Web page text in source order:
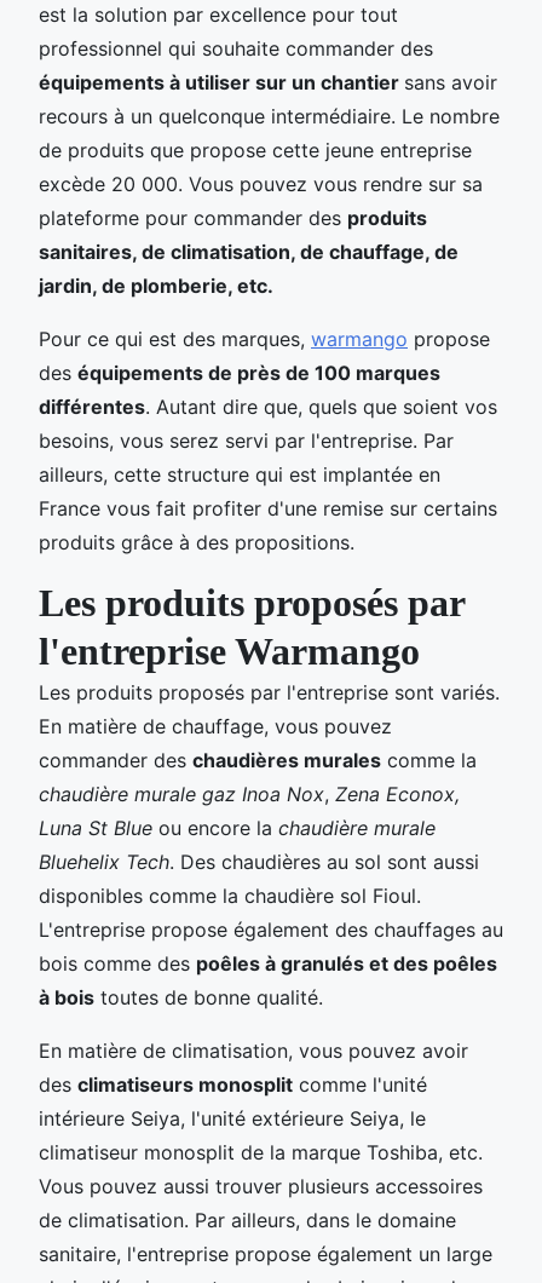
est la solution par excellence pour tout
professionnel qui souhaite commander des
équipements à utiliser sur un chantier sans avoir
recours à un quelconque intermédiaire. Le nombre
de produits que propose cette jeune entreprise
excède 20 000. Vous pouvez vous rendre sur sa
plateforme pour commander des produits
sanitaires, de climatisation, de chauffage, de
jardin, de plomberie, etc.
Pour ce qui est des marques, warmango propose
des équipements de près de 100 marques
différentes. Autant dire que, quels que soient vos
besoins, vous serez servi par l'entreprise. Par
ailleurs, cette structure qui est implantée en
France vous fait profiter d'une remise sur certains
produits grâce à des propositions.
Les produits proposés par
l'entreprise Warmango
Les produits proposés par l'entreprise sont variés.
En matière de chauffage, vous pouvez
commander des chaudières murales comme la
chaudière murale gaz Inoa Nox, Zena Econox,
Luna St Blue ou encore la chaudière murale
Bluehelix Tech. Des chaudières au sol sont aussi
disponibles comme la chaudière sol Fioul.
L'entreprise propose également des chauffages au
bois comme des poêles à granulés et des poêles
à bois toutes de bonne qualité.
En matière de climatisation, vous pouvez avoir
des climatiseurs monosplit comme l'unité
intérieure Seiya, l'unité extérieure Seiya, le
climatiseur monosplit de la marque Toshiba, etc.
Vous pouvez aussi trouver plusieurs accessoires
de climatisation. Par ailleurs, dans le domaine
sanitaire, l'entreprise propose également un large